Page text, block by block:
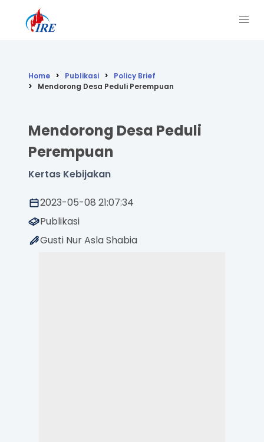
Home Publikasi
Policy Brief
Mendorong Desa Peduli Perempuan
Mendorong Desa Peduli
Perempuan
Kertas Kebijakan
2023-05-08 21:07:34
Publikasi
Gusti Nur Asla Shabia